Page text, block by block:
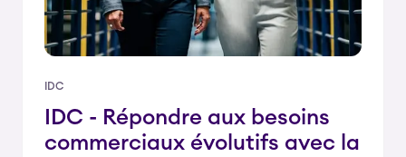
IDC
IDC - Répondre aux besoins
commerciaux évolutifs avec la